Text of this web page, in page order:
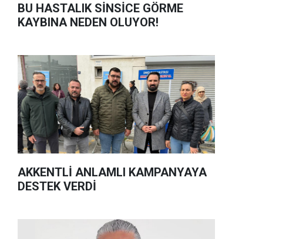
BU HASTALIK SİNSİCE GÖRME
KAYBINA NEDEN OLUYOR!
AKKENTLİ ANLAMLI KAMPANYAYA
DESTEK VERDİ